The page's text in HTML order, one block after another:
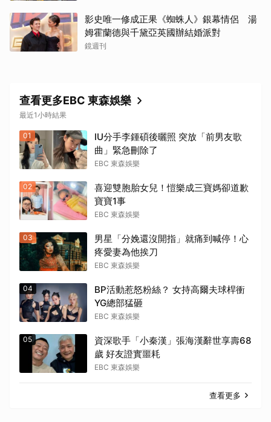
影史唯一修成正果《蜘蛛人》銀幕情侶 湯
姆霍蘭德與千黛亞英國辦結婚派對
鏡週刊
查看更多EBC 東森娛樂
最近1小時結果
01
IU分手李鍾碩後曬照 突放「前男友歌
曲」緊急刪除了
EBC 東森娛樂
02
喜迎雙胞胎女兒！愷樂成三寶媽卻道歉
寶寶1事
EBC 東森娛樂
03
男星「分娩還沒開指」就痛到喊停！心
疼愛妻為他挨刀
EBC 東森娛樂
04
BP活動惹怒粉絲？ 女持高爾夫球桿衝
YG總部猛砸
EBC 東森娛樂
05
資深歌手「小秦漢」張海漢辭世享壽68
歲 好友證實噩耗
EBC 東森娛樂
查看更多